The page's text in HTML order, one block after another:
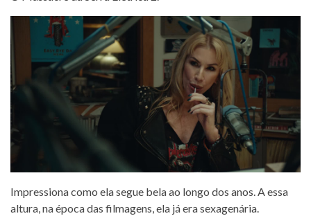
Impressiona como ela segue bela ao longo dos anos. A essa
altura, na época das filmagens, ela já era sexagenária.